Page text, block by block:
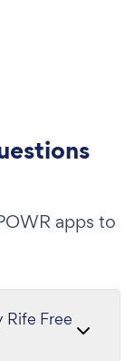
apps to
Rife Free